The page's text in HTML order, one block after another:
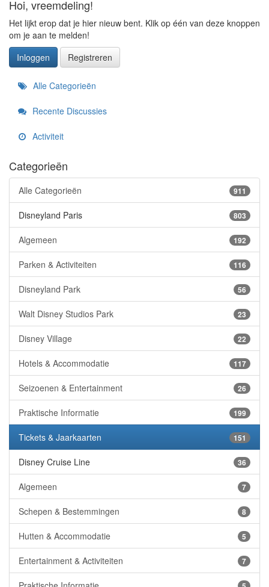
Hoi, vreemdeling!
Het lijkt erop dat je hier nieuw bent. Klik op één van deze knoppen
om je aan te melden!
Inloggen
Registreren
Snelkoppelingen
Alle Categorieën
Recente Discussies
Activiteit
Categorieën
911
Alle Categorieën
803
Disneyland Paris
192
Algemeen
116
Parken & Activiteiten
56
Disneyland Park
23
Walt Disney Studios Park
22
Disney Village
117
Hotels & Accommodatie
26
Seizoenen & Entertainment
199
Praktische Informatie
151
Tickets & Jaarkaarten
36
Disney Cruise Line
7
Algemeen
8
Schepen & Bestemmingen
5
Hutten & Accommodatie
7
Entertainment & Activiteiten